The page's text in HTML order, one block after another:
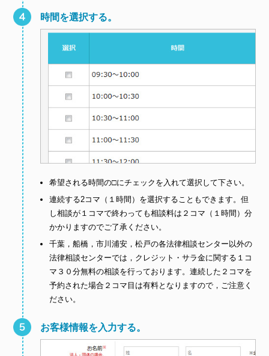
時間を選択する。
希望される時間の□にチェックを入れて選択して下さい。
連続する2コマ（１時間）を選択することもできます。但
し相談が１コマで終わっても相談料は２コマ（１時間）分
かかりますのでご了承ください。
千葉，船橋，市川浦安，松戸の各法律相談センター以外の
法律相談センターでは，クレジット・サラ金に関する１コ
マ３０分無料の相談を行っております。連続した２コマを
予約された場合２コマ目は有料となりますので，ご注意く
ださい。
お客様情報を入力する。